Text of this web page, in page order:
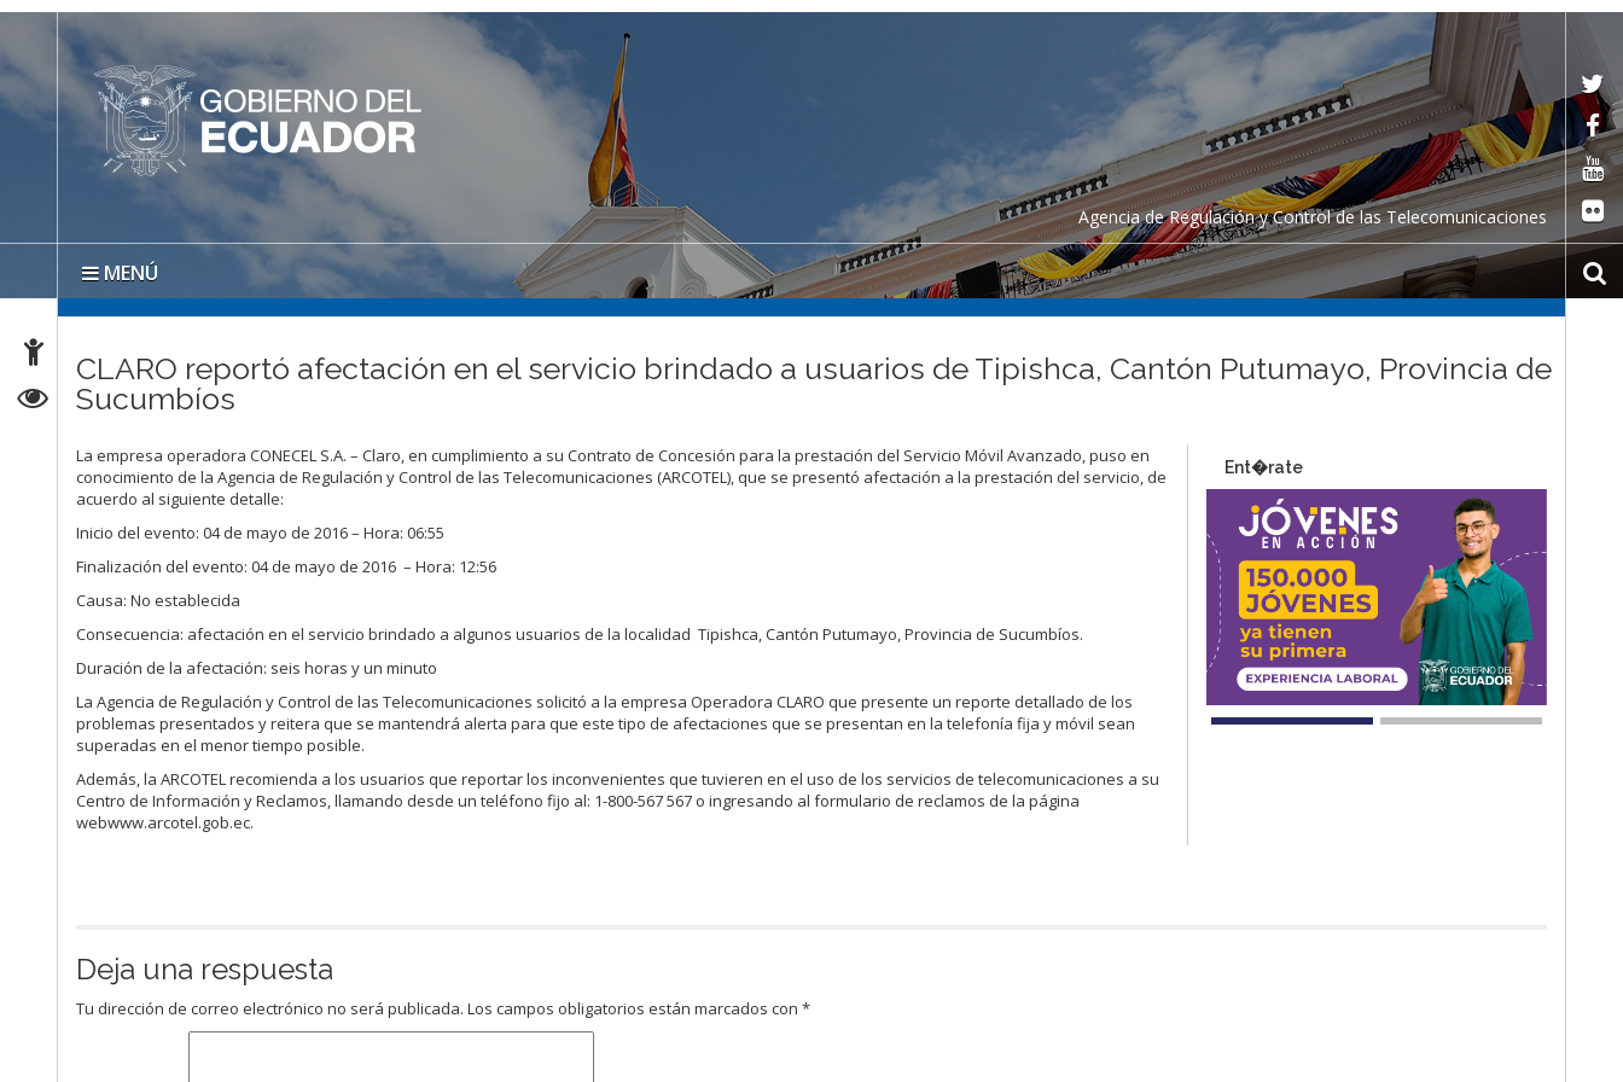
Agencia de Regulación y Control de las Telecomunicaciones
MENÚ
CLARO reportó afectación en el servicio brindado a usuarios de Tipishca, Cantón Putumayo, Provincia de
Sucumbíos
La empresa operadora CONECEL S.A. – Claro, en cumplimiento a su Contrato de Concesión para la prestación del Servicio Móvil Avanzado, puso en
conocimiento de la Agencia de Regulación y Control de las Telecomunicaciones (ARCOTEL), que se presentó afectación a la prestación del servicio, de
acuerdo al siguiente detalle:
Inicio del evento: 04 de mayo de 2016 – Hora: 06:55
Finalización del evento: 04 de mayo de 2016 – Hora: 12:56
Causa: No establecida
Consecuencia: afectación en el servicio brindado a algunos usuarios de la localidad Tipishca, Cantón Putumayo, Provincia de Sucumbíos.
Duración de la afectación: seis horas y un minuto
La Agencia de Regulación y Control de las Telecomunicaciones solicitó a la empresa Operadora CLARO que presente un reporte detallado de los
problemas presentados y reitera que se mantendrá alerta para que este tipo de afectaciones que se presentan en la telefonía fija y móvil sean
superadas en el menor tiempo posible.
Además, la ARCOTEL recomienda a los usuarios que reportar los inconvenientes que tuvieren en el uso de los servicios de telecomunicaciones a su
Centro de Información y Reclamos, llamando desde un teléfono fijo al: 1-800-567 567 o ingresando al formulario de reclamos de la página
webwww.arcotel.gob.ec.
Ent�rate
Deja una respuesta
Tu dirección de correo electrónico no será publicada. Los campos obligatorios están marcados con*